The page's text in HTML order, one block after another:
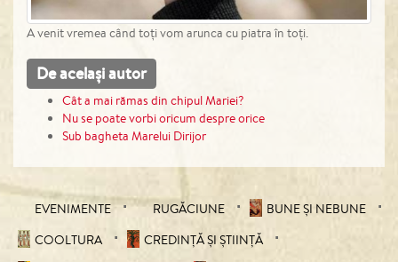
A venit vremea când toți vom arunca cu piatra în toți.
De același autor
Cât a mai rămas din chipul Mariei?
Nu se poate vorbi oricum despre orice
Sub bagheta Marelui Dirijor
EVENIMENTE RUGĂCIUNE
BUNE ȘI NEBUNE
COOLTURA
CREDINȚĂ ȘI ȘTIINȚĂ